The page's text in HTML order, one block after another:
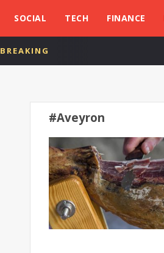
SOCIAL TECH FINANCE
BREAKING
#Aveyron